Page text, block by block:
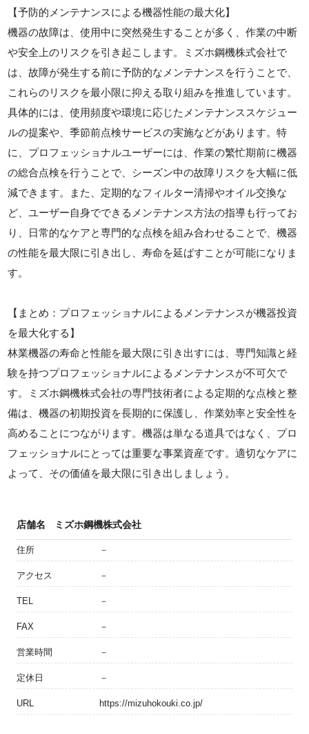
【予防的メンテナンスによる機器性能の最大化】
機器の故障は、使用中に突然発生することが多く、作業の中断
や安全上のリスクを引き起こします。ミズホ鋼機株式会社で
は、故障が発生する前に予防的なメンテナンスを行うことで、
これらのリスクを最小限に抑える取り組みを推進しています。
具体的には、使用頻度や環境に応じたメンテナンススケジュー
ルの提案や、季節前点検サービスの実施などがあります。特
に、プロフェッショナルユーザーには、作業の繁忙期前に機器
の総合点検を行うことで、シーズン中の故障リスクを大幅に低
減できます。また、定期的なフィルター清掃やオイル交換な
ど、ユーザー自身でできるメンテナンス方法の指導も行ってお
り、日常的なケアと専門的な点検を組み合わせることで、機器
の性能を最大限に引き出し、寿命を延ばすことが可能になりま
す。
【まとめ：プロフェッショナルによるメンテナンスが機器投資
を最大化する】
林業機器の寿命と性能を最大限に引き出すには、専門知識と経
験を持つプロフェッショナルによるメンテナンスが不可欠で
す。ミズホ鋼機株式会社の専門技術者による定期的な点検と整
備は、機器の初期投資を長期的に保護し、作業効率と安全性を
高めることにつながります。機器は単なる道具ではなく、プロ
フェッショナルにとっては重要な事業資産です。適切なケアに
よって、その価値を最大限に引き出しましょう。
店舗名 ミズホ鋼機株式会社
住所 －
アクセス －
TEL －
FAX －
営業時間 －
定休日 －
URL https://mizuhokouki.co.jp/